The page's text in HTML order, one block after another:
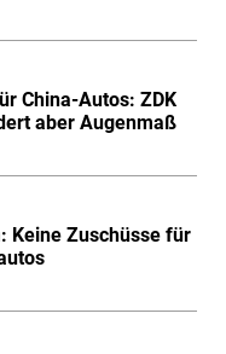
China-Autos: ZDK
aber Augenmaß
Keine Zuschüsse für